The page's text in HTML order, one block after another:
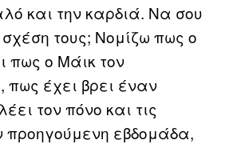
και την καρδιά. Να σου
τους; Νομίζω πως ο
πως ο Μάικ τον
πως έχει βρει έναν
τον πόνο και τις
προηγούμενη εβδομάδα,